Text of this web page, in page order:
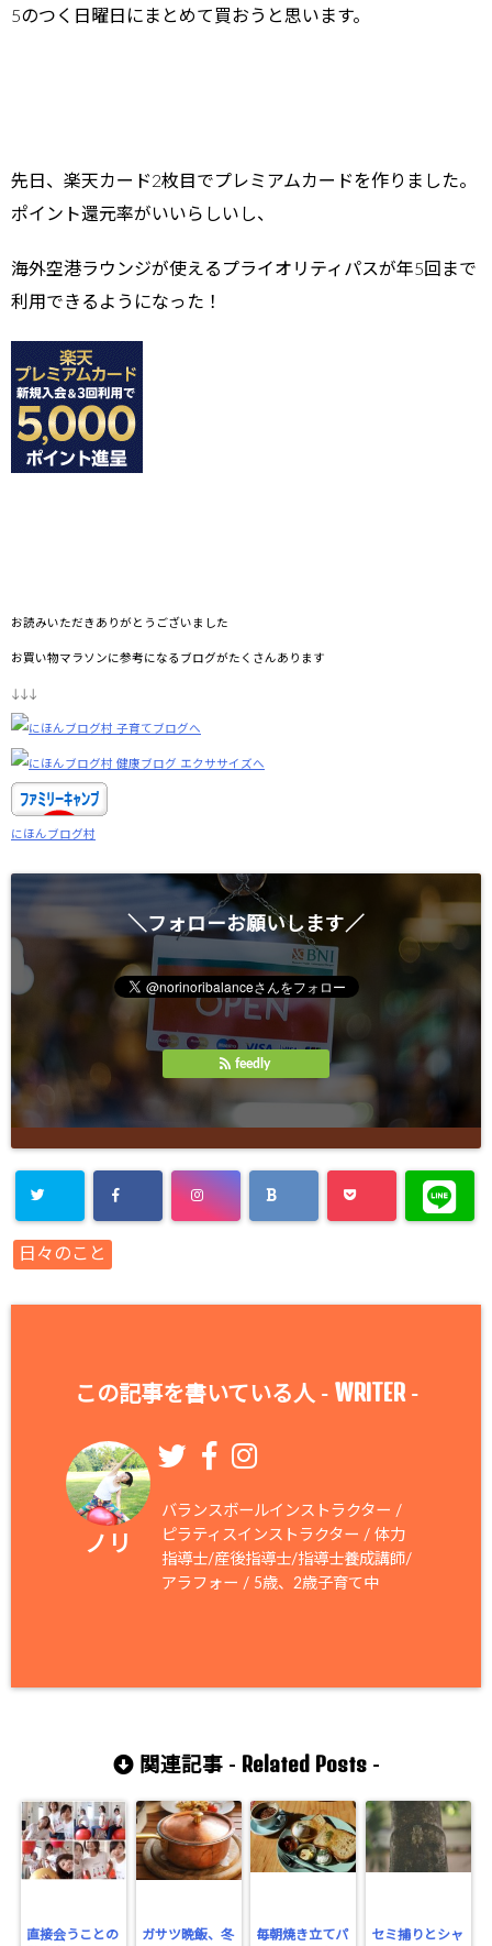
5のつく日曜日にまとめて買おうと思います。
先日、楽天カード2枚目でプレミアムカードを作りました。
ポイント還元率がいいらしいし、
海外空港ラウンジが使えるプライオリティパスが年5回まで
利用できるようになった！
お読みいただきありがとうございました
お買い物マラソンに参考になるブログがたくさんあります
↓↓↓
にほんブログ村
＼フォローお願いします／
feedly
日々のこと
この記事を書いている人 - WRITER-
ノリ
バランスボールインストラクター /
ピラティスインストラクター / 体力
指導士/産後指導士/指導士養成講師/
アラフォー / 5歳、2歳子育て中
関連記事 - Related Posts-
直接会うことの
ガサツ晩飯、冬
毎朝焼き立てパ
セミ捕りとシャ